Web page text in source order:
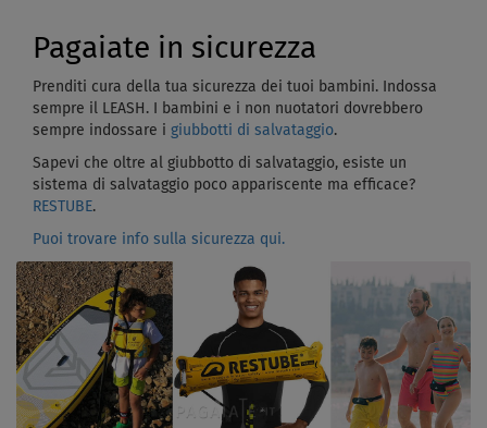
Pagaiate in sicurezza
Prenditi cura della tua sicurezza dei tuoi bambini. Indossa
sempre il LEASH. I bambini e i non nuotatori dovrebbero
sempre indossare i giubbotti di salvataggio.
Sapevi che oltre al giubbotto di salvataggio, esiste un
sistema di salvataggio poco appariscente ma efficace?
RESTUBE.
Puoi trovare info sulla sicurezza qui.